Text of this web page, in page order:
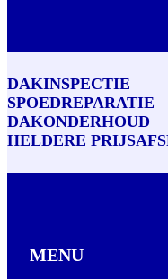
DAKINSPECTIE
SPOEDREPARATIE
DAKONDERHOUD
HELDERE
MENU